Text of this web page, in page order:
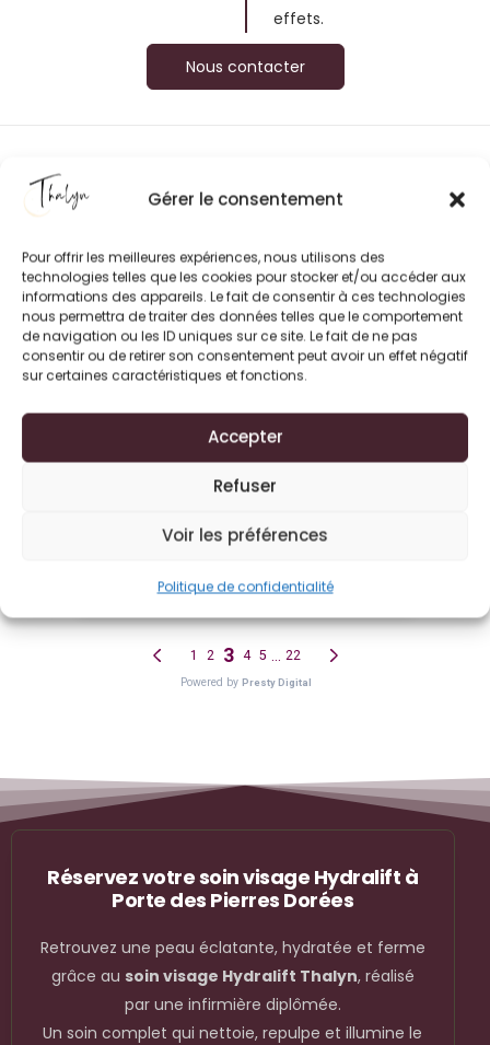
Gérer le consentement
Pour offrir les meilleures expériences, nous utilisons des
technologies telles que les cookies pour stocker et/ou accéder aux
informations des appareils. Le fait de consentir à ces technologies
nous permettra de traiter des données telles que le comportement
de navigation ou les ID uniques sur ce site. Le fait de ne pas
consentir ou de retirer son consentement peut avoir un effet négatif
sur certaines caractéristiques et fonctions.
Accepter
Refuser
Voir les préférences
Politique de confidentialité
effets.
Nous contacter
Centre esthétiques à Porte des Pierres Dorees
Les avis clients sur Thalyn
Réservez votre soin visage Hydralift à
Porte des Pierres Dorées
Retrouvez une peau éclatante, hydratée et ferme
grâce au soin visage Hydralift Thalyn, réalisé
par une infirmière diplômée.
Un soin complet qui nettoie, repulpe et illumine le